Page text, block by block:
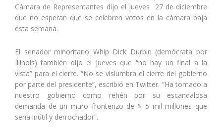
Cámara de Representantes dijo el jueves 27 de diciembre
que no esperan que se celebren votos en la cámara baja
esta semana.
El senador minoritario Whip Dick Durbin (demócrata por
Illinois) también dijo el jueves que “no hay un final a la
vista” para el cierre. “No se vislumbra el cierre del gobierno
por parte del presidente”, escribió en Twitter. “Ha tomado a
nuestro gobierno como rehén por su escandalosa
demanda de un muro fronterizo de $ 5 mil millones que
sería inútil y derrochador”.